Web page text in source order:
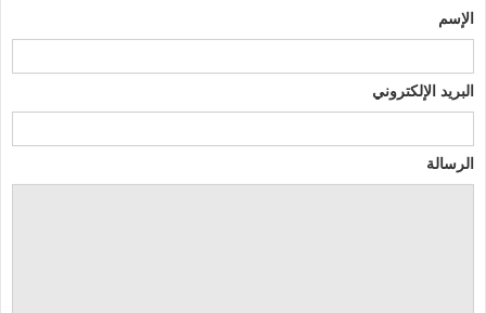
الإسم
البريد الإلكتروني
الرسالة